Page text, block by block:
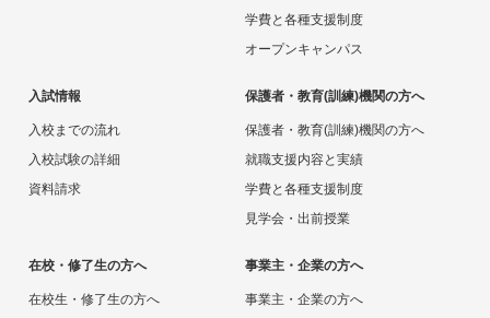
学費と各種支援制度
オープンキャンパス
入試情報
入校までの流れ
入校試験の詳細
資料請求
保護者・教育(訓練)機関の方へ
保護者・教育(訓練)機関の方へ
就職支援内容と実績
学費と各種支援制度
見学会・出前授業
在校・修了生の方へ
在校生・修了生の方へ
事業主・企業の方へ
事業主・企業の方へ